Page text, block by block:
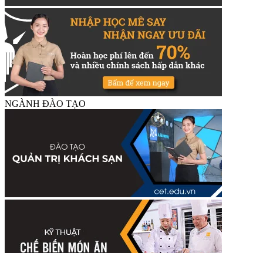
NGÀNH ĐÀO TẠO